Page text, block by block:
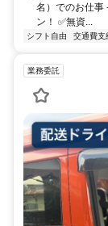
名）でのお仕事
ン！ ✅無資...
シフト自由 交通費支
業務委託